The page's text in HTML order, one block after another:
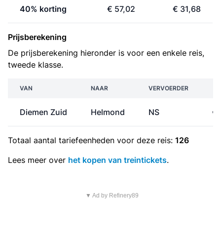
40% korting € 57,02 € 31,68
Prijsberekening
De prijsberekening hieronder is voor een enkele reis,
tweede klasse.
VAN NAAR VERVOERDER
Diemen Zuid Helmond NS €
Totaal aantal tariefeenheden voor deze reis: 126
Lees meer over het kopen van treintickets.
▼ Ad by Refinery89